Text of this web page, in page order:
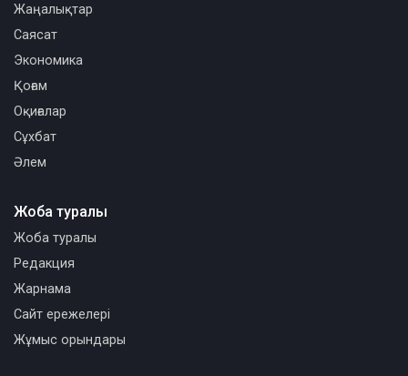
Жаңалықтар
Саясат
Экономика
Қоғам
Оқиғалар
Сұхбат
Әлем
Жоба туралы
Жоба туралы
Редакция
Жарнама
Сайт ережелері
Жұмыс орындары